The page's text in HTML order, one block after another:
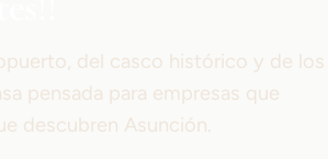
del casco histórico y de los
pensada para empresas que
descubren Asunción.